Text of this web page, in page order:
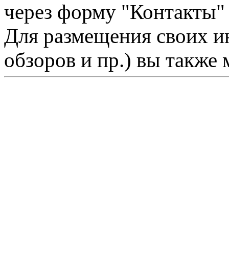
через форму "Контакты"
Для размещения своих
обзоров и пр.) вы также